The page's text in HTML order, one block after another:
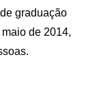
graduação
de 2014,